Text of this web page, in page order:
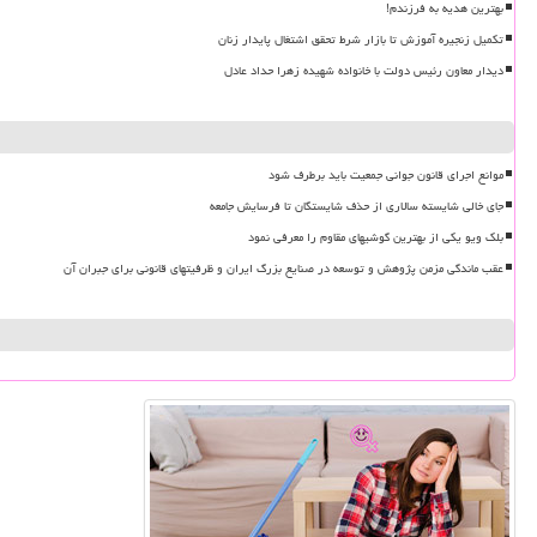
بهترین هدیه به فرزندم!
تکمیل زنجیره آموزش تا بازار شرط تحقق اشتغال پایدار زنان
دیدار معاون رئیس دولت با خانواده شهیده زهرا حداد عادل
موانع اجرای قانون جوانی جمعیت باید برطرف شود
جای خالی شایسته سالاری از حذف شایستگان تا فرسایش جامعه
بلک ویو یکی از بهترین گوشیهای مقاوم را معرفی نمود
عقب ماندگی مزمن پژوهش و توسعه در صنایع بزرگ ایران و ظرفیتهای قانونی برای جبران آن